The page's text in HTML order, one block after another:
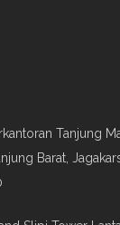
Tanjung
Barat,